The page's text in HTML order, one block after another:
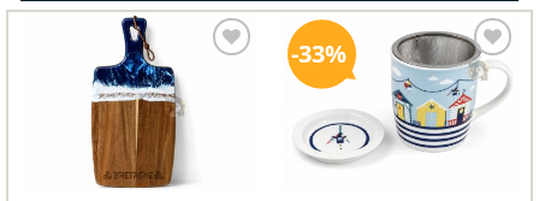
33%
Ajouter
favoris